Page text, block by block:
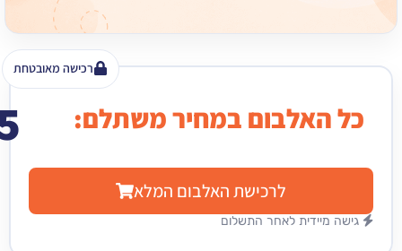
רכישה מאובטחת
האלבום במחיר משתלם: ₪ 15
לרכישת האלבום המלא
מיידית לאחר התשלום